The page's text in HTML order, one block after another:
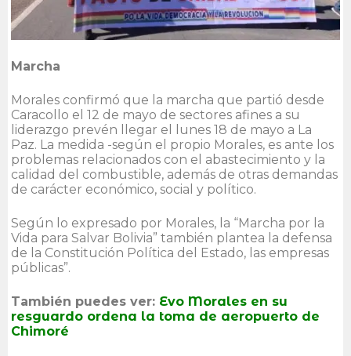
Marcha
Morales confirmó que la marcha que partió desde
Caracollo el 12 de mayo de sectores afines a su
liderazgo prevén llegar el lunes 18 de mayo a La
Paz. La medida -según el propio Morales, es ante los
problemas relacionados con el abastecimiento y la
calidad del combustible, además de otras demandas
de carácter económico, social y político.
Según lo expresado por Morales, la “Marcha por la
Vida para Salvar Bolivia” también plantea la defensa
de la Constitución Política del Estado, las empresas
públicas”.
También puedes ver: Evo Morales en su
resguardo ordena la toma de aeropuerto de
Chimoré